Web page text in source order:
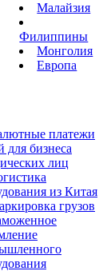
Малайзия
Филиппины
Монголия
Европа
платежи
для бизнеса
лиц
из Китая
грузов